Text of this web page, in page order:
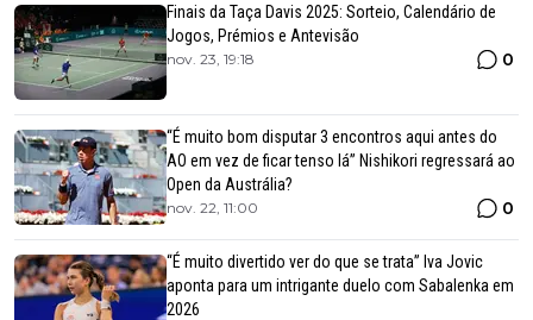
Finais da Taça Davis 2025: Sorteio, Calendário de
Jogos, Prémios e Antevisão
nov. 23, 19:18 0
“É muito bom disputar 3 encontros aqui antes do
AO em vez de ficar tenso lá” Nishikori regressará ao
Open da Austrália?
nov. 22, 11:00 0
“É muito divertido ver do que se trata” Iva Jovic
aponta para um intrigante duelo com Sabalenka em
2026